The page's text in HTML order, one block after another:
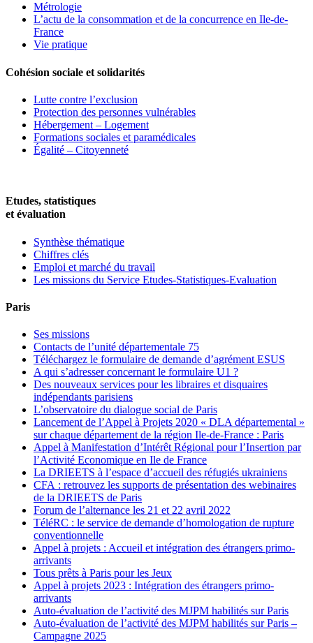
Métrologie
L’actu de la consommation et de la concurrence en Ile-de-
France
Vie pratique
Cohésion sociale et solidarités
Lutte contre l’exclusion
Protection des personnes vulnérables
Hébergement – Logement
Formations sociales et paramédicales
Égalité – Citoyenneté
Etudes, statistiques
et évaluation
Synthèse thématique
Chiffres clés
Emploi et marché du travail
Les missions du Service Etudes-Statistiques-Evaluation
Paris
Ses missions
Contacts de l’unité départementale 75
Téléchargez le formulaire de demande d’agrément ESUS
A qui s’adresser concernant le formulaire U1 ?
Des nouveaux services pour les libraires et disquaires
indépendants parisiens
L’observatoire du dialogue social de Paris
Lancement de l’Appel à Projets 2020 « DLA départemental »
sur chaque département de la région Ile-de-France : Paris
Appel à Manifestation d’Intérêt Régional pour l’Insertion par
l’Activité Economique en Ile de France
La DRIEETS à l’espace d’accueil des réfugiés ukrainiens
CFA : retrouvez les supports de présentation des webinaires
de la DRIEETS de Paris
Forum de l’alternance les 21 et 22 avril 2022
TéléRC : le service de demande d’homologation de rupture
conventionnelle
Appel à projets : Accueil et intégration des étrangers primo-
arrivants
Tous prêts à Paris pour les Jeux
Appel à projets 2023 : Intégration des étrangers primo-
arrivants
Auto-évaluation de l’activité des MJPM habilités sur Paris
Auto-évaluation de l’activité des MJPM habilités sur Paris –
Campagne 2025